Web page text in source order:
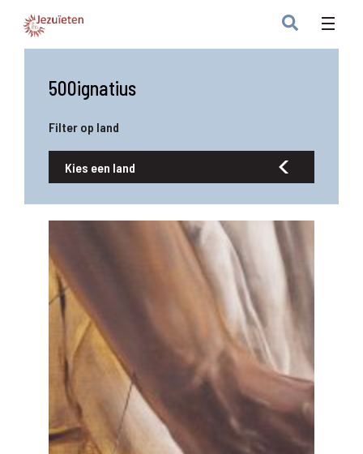
500ignatius
Filter op land
Kies een land